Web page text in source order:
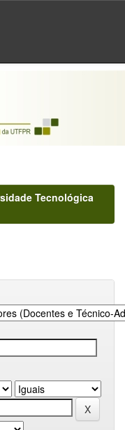
Tecnológica